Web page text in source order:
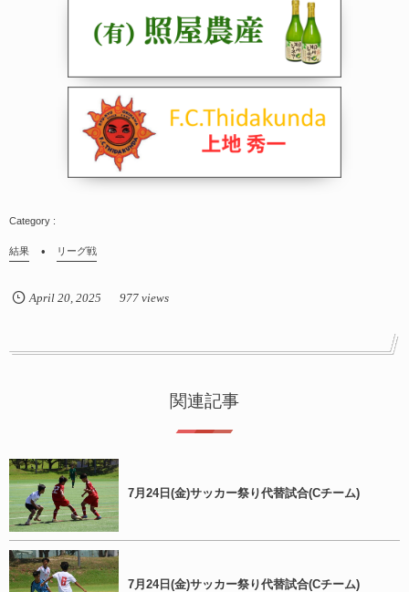
結果 リーグ戦
April 20, 2025 977 views
関連記事
7月24日(金)サッカー祭り代替試合(Cチーム)
7月24日(金)サッカー祭り代替試合(Cチーム)